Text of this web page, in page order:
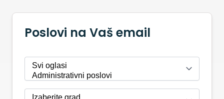
Poslovi na Vaš email